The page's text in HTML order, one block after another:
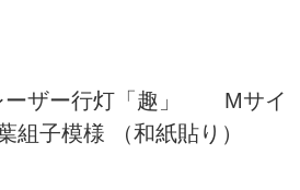
ーザー行灯「趣」 Mサイ
子模様 （和紙貼り）